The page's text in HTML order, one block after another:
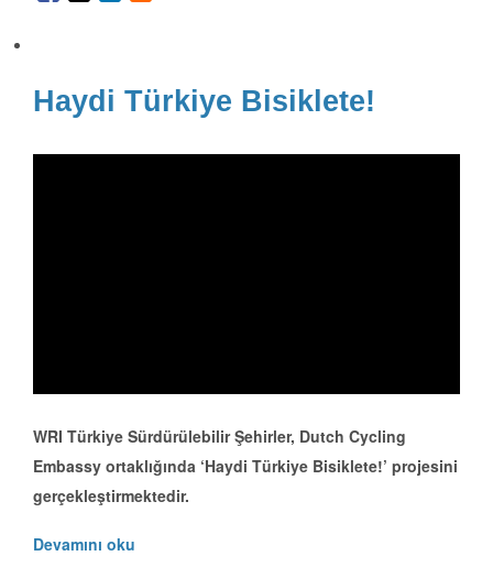
Haydi Türkiye Bisiklete!
WRI Türkiye Sürdürülebilir Şehirler, Dutch Cycling
Embassy ortaklığında ‘Haydi Türkiye Bisiklete!’ projesini
gerçekleştirmektedir.
Devamını oku